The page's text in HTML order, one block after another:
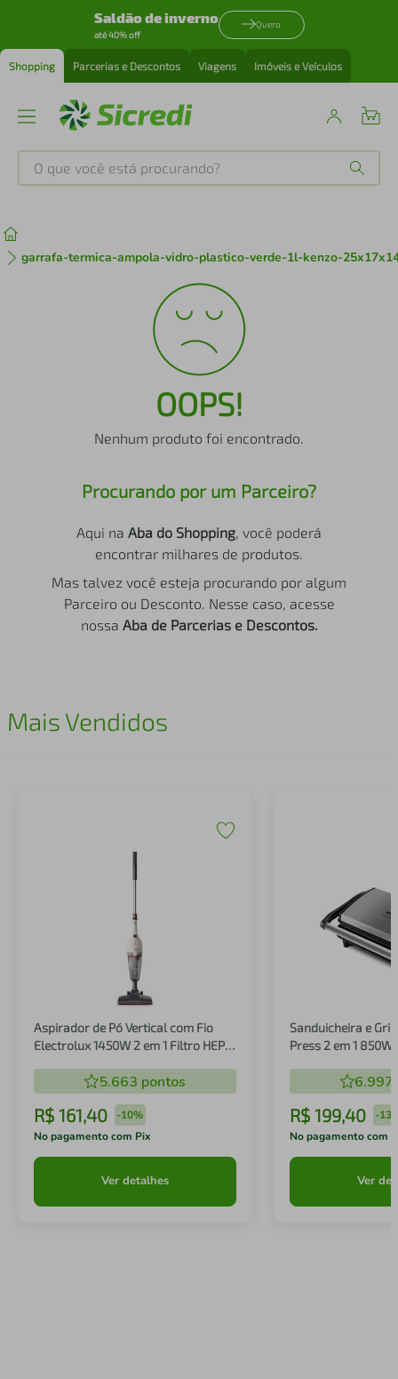
Saldão de inverno
até 40% off
Quero
Shopping Parcerias e Descontos Viagens Imóveis e Veículos
O que você está procurando?
garrafa-termica-ampola-vidro-plastico-verde-1l-kenzo-
OOPS!
Nenhum produto foi encontrado.
Procurando por um Parceiro?
Aqui na Aba do Shopping, você poderá
encontrar milhares de produtos.
Mas talvez você esteja procurando por algum
Parceiro ou Desconto. Nesse caso, acesse
nossa Aba de Parcerias e Descontos.
Mais Vendidos
Aspirador de Pó Vertical com Fio
Electrolux 1450W 2 em 1 Filtro HEPA
5.663 pontos
R$ 161,40 -10%
No pagamento com Pix
Ver detalhes
Sanduicheira e
Press 2 em 1 850W
6.997
R$ 199,40 -
No pagamento com
Ver
º tenis
iphone